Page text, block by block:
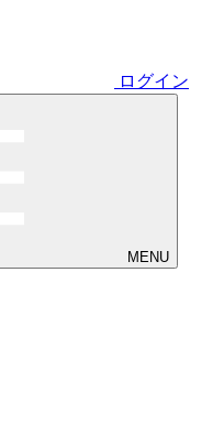
ログイン
MENU